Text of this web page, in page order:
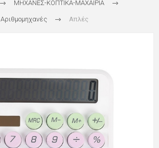
ΜΗΧΑΝΕΣ-ΚΟΠΤΙΚΑ-ΜΑΧΑΙΡΙΑ
Αριθμομηχανές Απλές